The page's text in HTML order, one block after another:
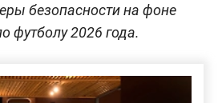
безопасности на фоне
футболу 2026 года.